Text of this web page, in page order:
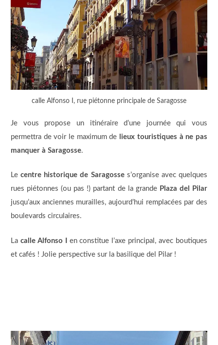
calle Alfonso I, rue piétonne principale de Saragosse
Je vous propose un itinéraire d’une journée qui vous
permettra de voir le maximum de lieux touristiques à ne pas
manquer à Saragosse.
Lecentre historique de Saragosses’organise avec quelques
rues piétonnes (ou pas !) partant de la grande Plaza del Pilar
jusqu’aux anciennes murailles, aujourd’hui remplacées par des
boulevards circulaires.
La calle Alfonso I
en constitue l’axe principal, avec boutiques
et cafés ! Jolie perspective sur la basilique del Pilar !